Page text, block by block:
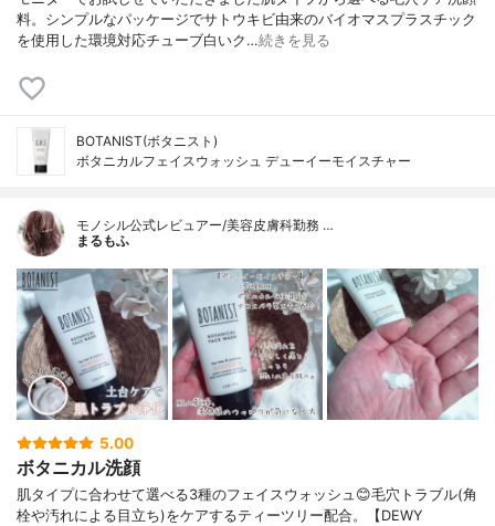
料。シンプルなパッケージでサトウキビ由来のバイオマスプラスチック
を使用した環境対応チューブ白いク…続きを見る
BOTANIST(ボタニスト)
ボタニカルフェイスウォッシュ デューイーモイスチャー
モノシル公式レビュアー/美容皮膚科勤務 …
まるもふ
5.00
ボタニカル洗顔
肌タイプに合わせて選べる3種のフェイスウォッシュ😊毛穴トラブル(角
栓や汚れによる目立ち)をケアするティーツリー配合。【DEWY